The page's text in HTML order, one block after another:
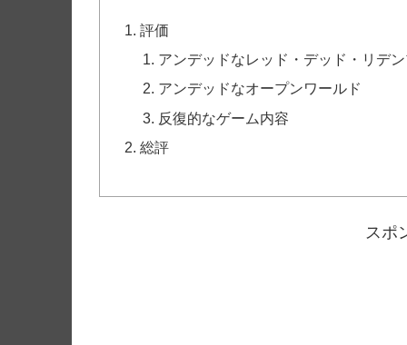
評価
アンデッドなレッド・デッド・リデ
アンデッドなオープンワールド
反復的なゲーム内容
総評
スポ